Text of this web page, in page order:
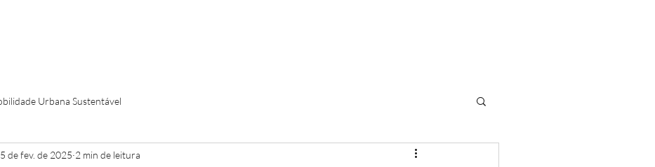
Urbana Sustentável
de fev. de 2025 2 min de leitura